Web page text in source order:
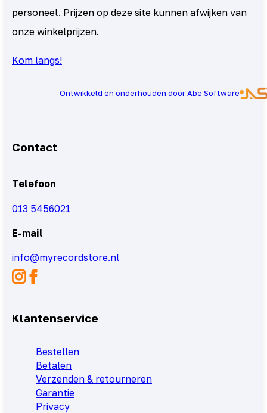
personeel. Prijzen op deze site kunnen afwijken van
onze winkelprijzen.
Kom langs!
Ontwikkeld en onderhouden door Abe Software
Contact
Telefoon
013 5456021
E-mail
info@myrecordstore.nl
Klantenservice
Bestellen
Betalen
Verzenden & retourneren
Garantie
Privacy